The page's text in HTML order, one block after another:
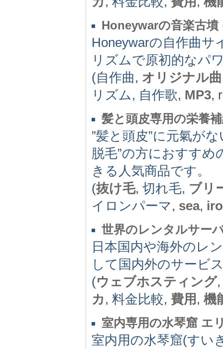
Honeywarの音楽古墳
Honeywarの自作曲サ
リズムで原初的なパ
(自作曲, オリジナル曲
リズム, 自作歌, MP3,
髪と頭皮専用の栄養
”髪と頭皮”に元氣が
脱毛”の方におすすめ
きる人気商品です。
(抜け毛, 切れ毛, ブリ
イロンパーマ, sea,
世界のレンタルサー
日本国内や海外のレ
して国内外のサービ
(ウェブホスティング
カ , 料金比較, 費用 , 機
室内専用の水琴窟 エ
室内用の水琴窟(すい